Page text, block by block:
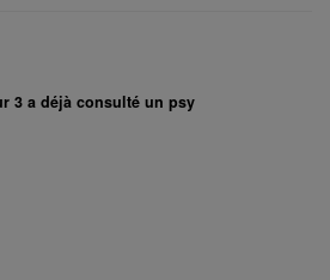
3 a déjà consulté un psy